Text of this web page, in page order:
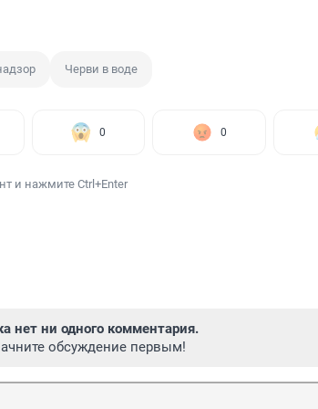
Черви в воде
0 0
и нажмите Ctrl+Enter
нет ни одного комментария.
обсуждение первым!